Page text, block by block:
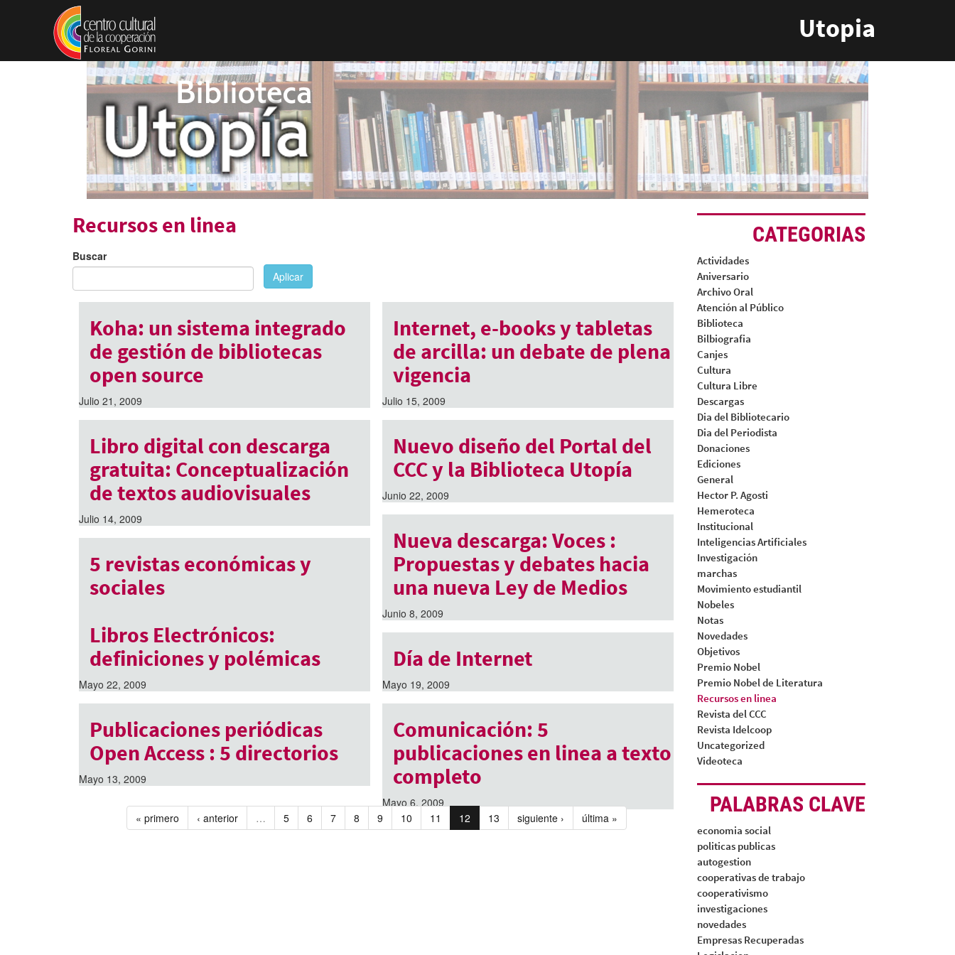
Pasar al contenido principal
Utopia
Recursos en linea
Buscar
Aplicar
Koha: un sistema integrado
de gestión de bibliotecas
open source
Julio 21, 2009
Internet, e-books y tabletas
de arcilla: un debate de plena
vigencia
Julio 15, 2009
Libro digital con descarga
gratuita: Conceptualización
de textos audiovisuales
Julio 14, 2009
Nuevo diseño del Portal del
CCC y la Biblioteca Utopía
Junio 22, 2009
Nueva descarga: Voces :
Propuestas y debates hacia
una nueva Ley de Medios
Junio 8, 2009
5 revistas económicas y
sociales
Libros Electrónicos:
definiciones y polémicas
Mayo 22, 2009
Día de Internet
Mayo 19, 2009
Publicaciones periódicas
Open Access : 5 directorios
Mayo 13, 2009
Comunicación: 5
publicaciones en linea a texto
completo
Mayo 6, 2009
« primero
‹ anterior … 5 6 7 8 9 10 11 12 13 siguiente › última »
CATEGORIAS
Actividades
Aniversario
Archivo Oral
Atención al Público
Biblioteca
Bilbiografia
Canjes
Cultura
Cultura Libre
Descargas
Dia del Bibliotecario
Dia del Periodista
Donaciones
Ediciones
General
Hector P. Agosti
Hemeroteca
Institucional
Inteligencias Artificiales
Investigación
marchas
Movimiento estudiantil
Nobeles
Notas
Novedades
Objetivos
Premio Nobel
Premio Nobel de Literatura
Recursos en linea
Revista del CCC
Revista Idelcoop
Uncategorized
Videoteca
PALABRAS CLAVE
economia social
politicas publicas
autogestion
cooperativas de trabajo
cooperativismo
investigaciones
novedades
Empresas Recuperadas